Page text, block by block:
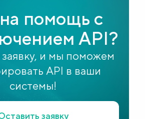
помощь с
API?
заявку, и мы поможем
API в ваши
системы!
заявку